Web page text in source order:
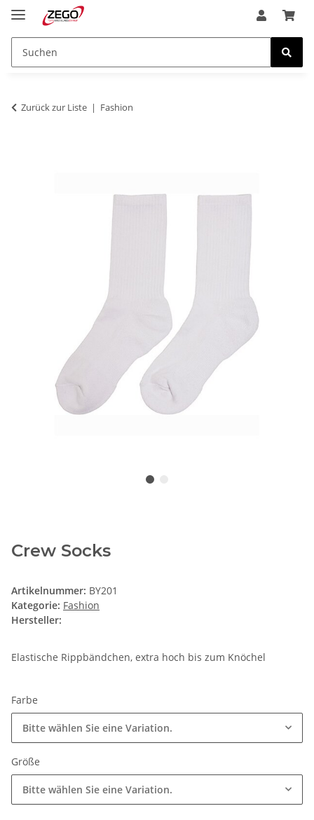
Zurück zur Liste Fashion
Crew Socks
Artikelnummer: BY201
Kategorie: Fashion
Hersteller:
Elastische Rippbändchen, extra hoch bis zum Knöchel
Farbe
Bitte wählen Sie eine Variation.
Größe
Bitte wählen Sie eine Variation.